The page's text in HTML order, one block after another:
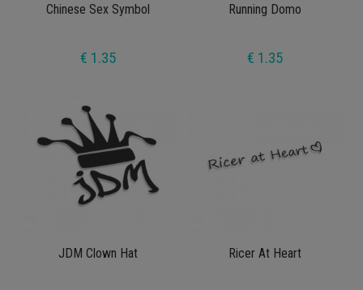
Chinese Sex Symbol
€ 1.35
Running Domo
€ 1.35
JDM Clown Hat Ricer At Heart